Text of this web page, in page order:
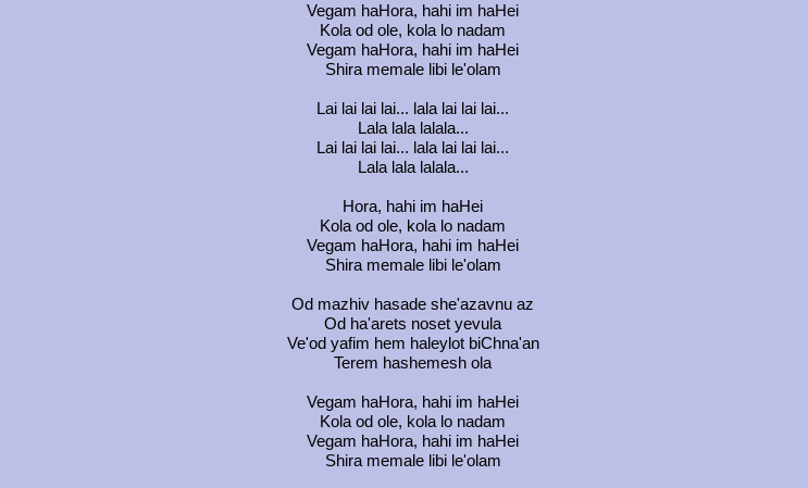
Vegam haHora, hahi im haHei
Kola od ole, kola lo nadam
Vegam haHora, hahi im haHei
Shira memale libi le'olam
Lai lai lai lai... lala lai lai lai...
Lala lala lalala...
Lai lai lai lai... lala lai lai lai...
Lala lala lalala...
Hora, hahi im haHei
Kola od ole, kola lo nadam
Vegam haHora, hahi im haHei
Shira memale libi le'olam
Od mazhiv hasade she'azavnu az
Od ha'arets noset yevula
Ve'od yafim hem haleylot biChna'an
Terem hashemesh ola
Vegam haHora, hahi im haHei
Kola od ole, kola lo nadam
Vegam haHora, hahi im haHei
Shira memale libi le'olam